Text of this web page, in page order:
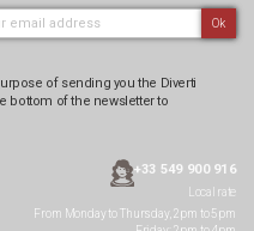
Ok
of sending you the Diverti
bottom of the newsletter to
+33 549 900 916
Local rate
From Monday to Thursday, 2pm to 5pm